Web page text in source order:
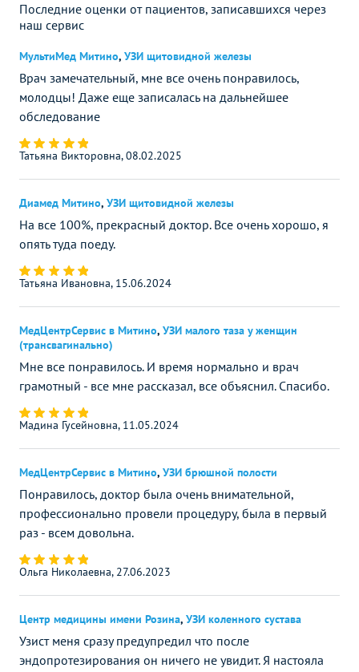
Последние оценки от пациентов, записавшихся через
наш сервис
МультиМед Митино, УЗИ щитовидной железы
Врач замечательный, мне все очень понравилось,
молодцы! Даже еще записалась на дальнейшее
обследование
Татьяна Викторовна, 08.02.2025
Диамед Митино, УЗИ щитовидной железы
На все 100%, прекрасный доктор. Все очень хорошо, я
опять туда поеду.
Татьяна Ивановна, 15.06.2024
МедЦентрСервис в Митино, УЗИ малого таза у женщин
(трансвагинально)
Мне все понравилось. И время нормально и врач
грамотный - все мне рассказал, все объяснил. Спасибо.
Мадина Гусейновна, 11.05.2024
МедЦентрСервис в Митино, УЗИ брюшной полости
Понравилось, доктор была очень внимательной,
профессионально провели процедуру, была в первый
раз - всем довольна.
Ольга Николаевна, 27.06.2023
Центр медицины имени Розина, УЗИ коленного сустава
Узист меня сразу предупредил что после
эндопротезирования он ничего не увидит. Я настояла